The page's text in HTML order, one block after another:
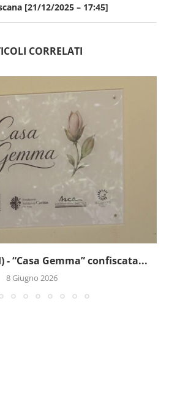
[21/12/2025 – 17:45]
CORRELATI
- “Casa Gemma” confiscata...
8 Giugno 2026